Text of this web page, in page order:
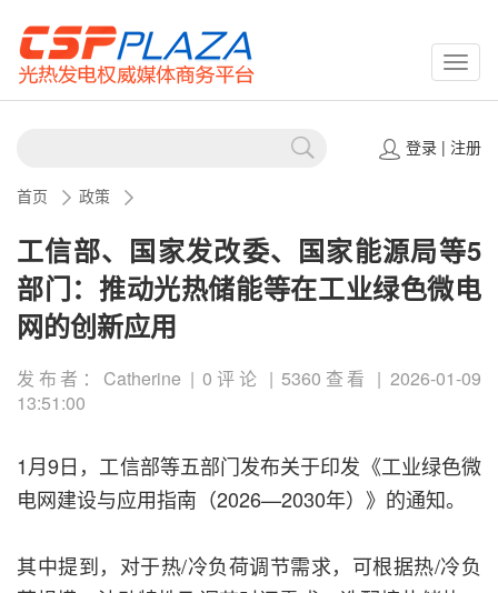
登录| 注册
首页 政策
工信部、国家发改委、国家能源局等5
部门：推动光热储能等在工业绿色微电
网的创新应用
发布者：Catherine | 0评论 | 5360查看 | 2026-01-09
13:51:00
1月9日，工信部等五部门发布关于印发《工业绿色微
电网建设与应用指南（2026—2030年）》的通知。
其中提到，对于热/冷负荷调节需求，可根据热/冷负